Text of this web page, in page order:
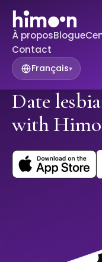
À proposBlogue
Contact
Français▾
Date
with